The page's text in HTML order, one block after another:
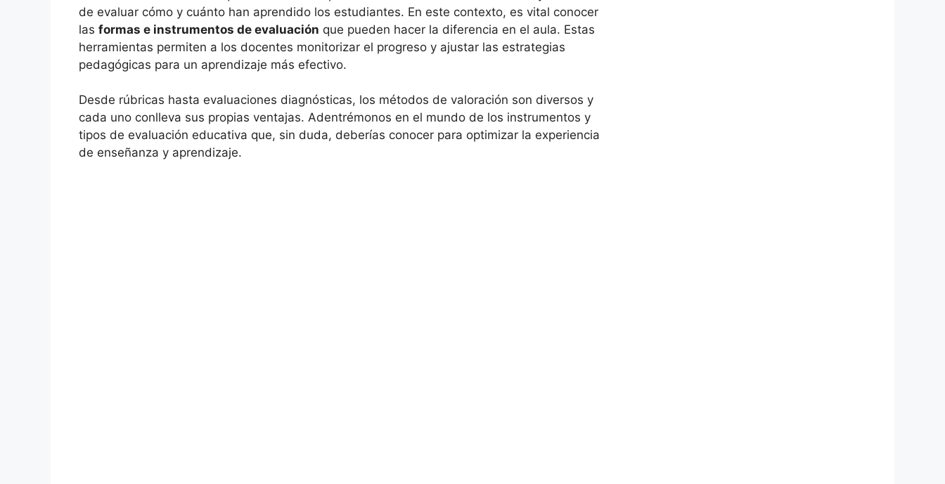
de evaluar cómo y cuánto han aprendido los estudiantes. En este contexto, es vital conocer
las formas e instrumentos de evaluación que pueden hacer la diferencia en el aula. Estas
herramientas permiten a los docentes monitorizar el progreso y ajustar las estrategias
pedagógicas para un aprendizaje más efectivo.
Desde rúbricas hasta evaluaciones diagnósticas, los métodos de valoración son diversos y
cada uno conlleva sus propias ventajas. Adentrémonos en el mundo de los instrumentos y
tipos de evaluación educativa que, sin duda, deberías conocer para optimizar la experiencia
de enseñanza y aprendizaje.